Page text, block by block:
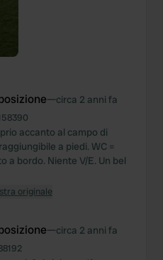
—circa 2 anni fa
accanto al campo di
a piedi. WC =
a bordo. Niente V/E. Un bel
originale
—circa 2 anni fa